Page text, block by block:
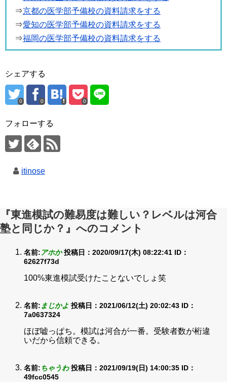
⇒京都の医学部予備校の資料請求をする
⇒愛知の医学部予備校の資料請求をする
⇒福岡の医学部予備校の資料請求をする
シェアする
0 0 0
フォローする
itinose
『東進模試の難易度は難しい？レベルは河合
塾と同じか？』へのコメント
名前:アホか 投稿日：2020/09/17(木) 08:22:41 ID：
62627f73d
100%東進模試受けたことないでしょ笑
名前:まじかよ 投稿日：2021/06/12(土) 20:02:43 ID：
7a0637324
ほぼ嘘っぱち。模試は河合が一番。受験者数が桁違
いだから信頼できる。
名前: ちゃうわ 投稿日：2021/09/19(日) 14:00:35 ID：
49fcc0545